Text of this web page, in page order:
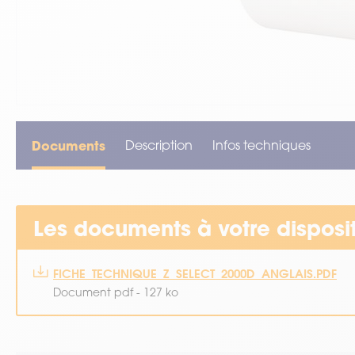
Documents Description Infos techniques
Les documents à votre
FICHE_TECHNIQUE_Z_SELECT_2000D_ANGLAIS.PDF
Document pdf - 127 ko